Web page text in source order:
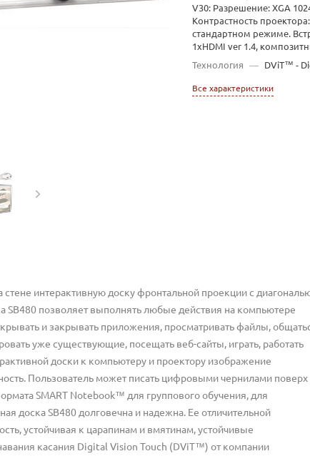
V30: Разрешение: XGA
Контрастность
стандартном режиме.
1xHDMI ver 1.4,
Технология
— DViT™ -
Все характеристики
интерактивную доску фронтальной проекции с
SB480 позволяет выполнять любые действия на компьютере
и закрывать приложения, просматривать файлы,
уже существующие, посещать веб-сайты, играть, работать
доски к компьютеру и проектору изображение
Пользователь может писать цифровыми чернилами поверх
SMART Notebook™ для группового обучения, для
доска SB480 долговечна и надежна. Ее отличительной
устойчивая к царапинам и вмятинам, устойчивые
касания Digital Vision Touch (DViT™) от компании